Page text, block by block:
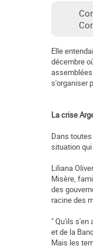
Elle
décembre
s'organiser
La crise
Dans
situation
Liliana
Misère,
des
racine des
" Qu'ils s'en
et de la
Mais les